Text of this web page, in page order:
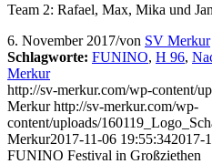
Team 2: Rafael, Max, Mika und
6. November 2017/von SV Merkur
Schlagworte: FUNINO, H 96,
Merkur
http://sv-merkur.com/wp-content/
Merkur http://sv-merkur.com/wp-
content/uploads/
Merkur2017-11-06 19:55:342017-
FUNINO Festival in Großziethen